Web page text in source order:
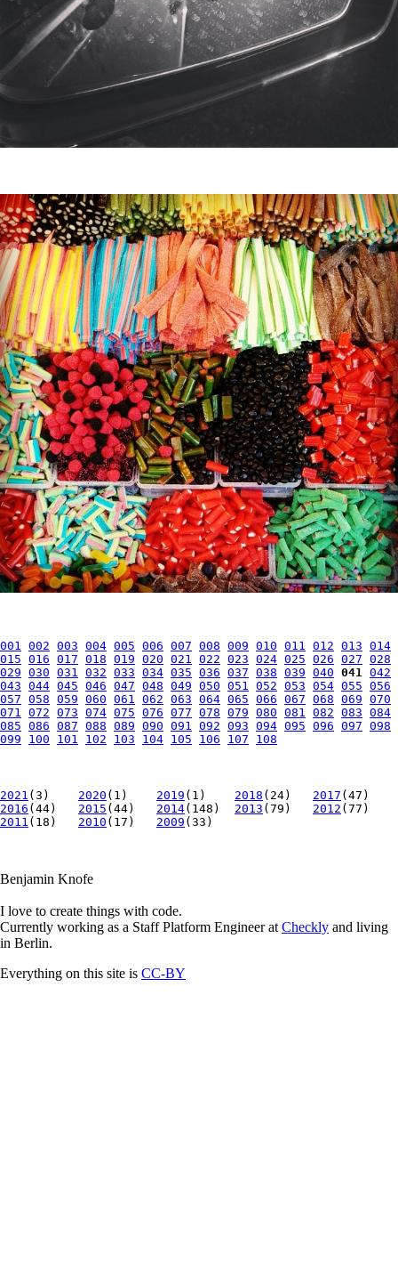
001 002 003 004 005 006 007 008 009 010 011 012 013 014
015 016 017 018 019 020 021 022 023 024 025 026 027 028
029 030 031 032 033 034 035 036 037 038 039 040 041 042
043 044 045 046 047 048 049 050 051 052 053 054 055 056
057 058 059 060 061 062 063 064 065 066 067 068 069 070
071 072 073 074 075 076 077 078 079 080 081 082 083 084
085 086 087 088 089 090 091 092 093 094 095 096 097 098
099
100 101 102 103 104 105 106 107 108
2021 (3) 2020 (1) 2019 (1) 2018 (24) 2017 (47)
2016 (44) 2015 (44) 2014(148) 2013 (79) 2012 (77)
2011 (18) 2010 (17) 2009 (33)
Benjamin Knofe
I love to create things with code.
Currently working as a Staff Platform Engineer at Checkly and living
in Berlin.
Everything on this site is CC-BY